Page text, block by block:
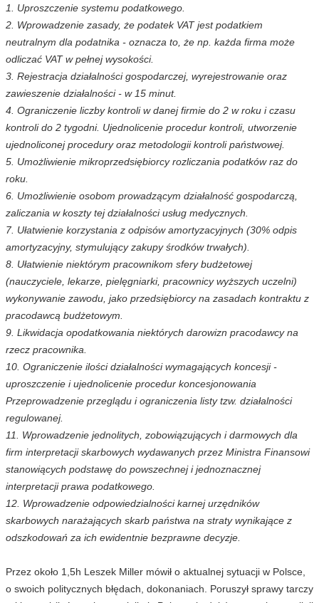
1. Uproszczenie systemu podatkowego.
2. Wprowadzenie zasady, że podatek VAT jest podatkiem
neutralnym dla podatnika - oznacza to, że np. każda firma może
odliczać VAT w pełnej wysokości.
3. Rejestracja działalności gospodarczej, wyrejestrowanie oraz
zawieszenie działalności - w 15 minut.
4. Ograniczenie liczby kontroli w danej firmie do 2 w roku i czasu
kontroli do 2 tygodni. Ujednolicenie procedur kontroli, utworzenie
ujednoliconej procedury oraz metodologii kontroli państwowej.
5. Umożliwienie mikroprzedsiębiorcy rozliczania podatków raz do
roku.
6. Umożliwienie osobom prowadzącym działalność gospodarczą,
zaliczania w koszty tej działalności usług medycznych.
7. Ułatwienie korzystania z odpisów amortyzacyjnych (30% odpis
amortyzacyjny, stymulujący zakupy środków trwałych).
8. Ułatwienie niektórym pracownikom sfery budżetowej
(nauczyciele, lekarze, pielęgniarki, pracownicy wyższych uczelni)
wykonywanie zawodu, jako przedsiębiorcy na zasadach kontraktu z
pracodawcą budżetowym.
9. Likwidacja opodatkowania niektórych darowizn pracodawcy na
rzecz pracownika.
10. Ograniczenie ilości działalności wymagających koncesji -
uproszczenie i ujednolicenie procedur koncesjonowania
Przeprowadzenie przeglądu i ograniczenia listy tzw. działalności
regulowanej.
11. Wprowadzenie jednolitych, zobowiązujących i darmowych dla
firm interpretacji skarbowych wydawanych przez Ministra Finansowi
stanowiących podstawę do powszechnej i jednoznacznej
interpretacji prawa podatkowego.
12. Wprowadzenie odpowiedzialności karnej urzędników
skarbowych narażających skarb państwa na straty wynikające z
odszkodowań za ich ewidentnie bezprawne decyzje.
Przez około 1,5h Leszek Miller mówił o aktualnej sytuacji w Polsce,
o swoich politycznych błędach, dokonaniach. Poruszył sprawy tarczy